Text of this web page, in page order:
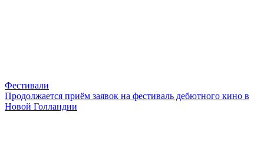
Фестивали
Продолжается приём заявок на фестиваль дебютного кино в
Новой Голландии